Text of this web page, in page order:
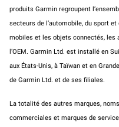
produits Garmin regroupent
secteurs de l’automobile, du sport
mobiles et les objets connectés,
l’OEM. Garmin Ltd. est installé en
aux États-Unis, à Taïwan et en
de Garmin Ltd. et de ses filiales.
La totalité des autres marques,
commerciales et marques de